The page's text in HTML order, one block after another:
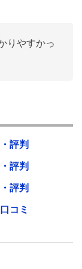
りやすかっ
評判
評判
評判
コミ